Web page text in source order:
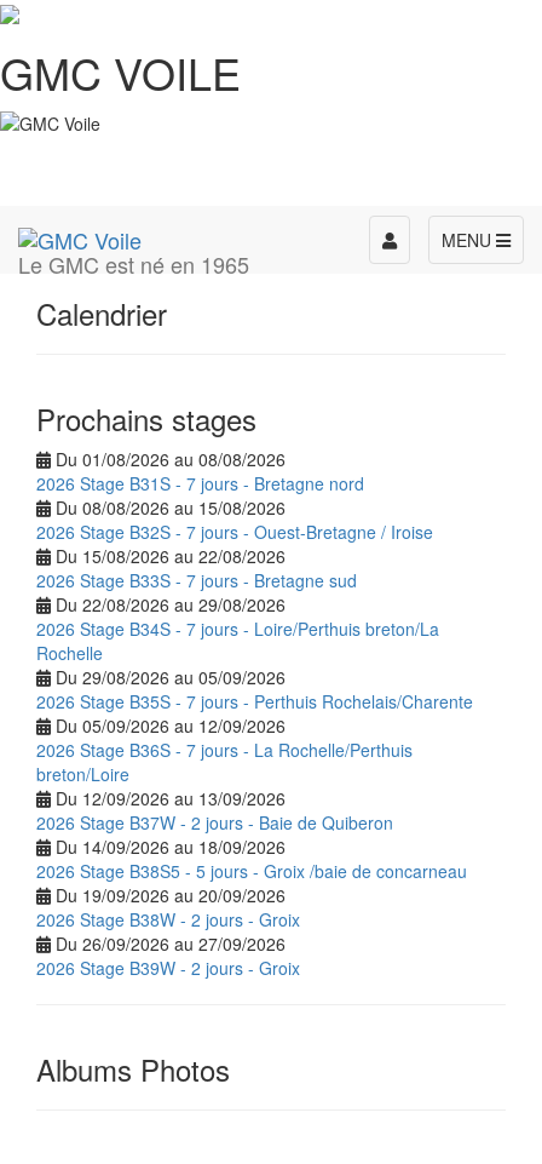
GMC VOILE
Le GMC est né en 1965
MENU
Toggle
navigation
Calendrier
Prochains stages
Du 01/08/2026 au 08/08/2026
2026 Stage B31S - 7 jours - Bretagne nord
Du 08/08/2026 au 15/08/2026
2026 Stage B32S - 7 jours - Ouest-Bretagne / Iroise
Du 15/08/2026 au 22/08/2026
2026 Stage B33S - 7 jours - Bretagne sud
Du 22/08/2026 au 29/08/2026
2026 Stage B34S - 7 jours - Loire/Perthuis breton/La
Rochelle
Du 29/08/2026 au 05/09/2026
2026 Stage B35S - 7 jours - Perthuis Rochelais/Charente
Du 05/09/2026 au 12/09/2026
2026 Stage B36S - 7 jours - La Rochelle/Perthuis
breton/Loire
Du 12/09/2026 au 13/09/2026
2026 Stage B37W - 2 jours - Baie de Quiberon
Du 14/09/2026 au 18/09/2026
2026 Stage B38S5 - 5 jours - Groix /baie de concarneau
Du 19/09/2026 au 20/09/2026
2026 Stage B38W - 2 jours - Groix
Du 26/09/2026 au 27/09/2026
2026 Stage B39W - 2 jours - Groix
Albums Photos